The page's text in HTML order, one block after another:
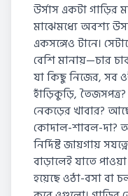
উর্সাস একটা গাড়ির
মাঝেমধ্যে অবশ্য
একসঙ্গেও টানে।
বেশি মানায়—চার
যা কিছু নিজের, সব
হাঁড়িকুড়ি,
নেকড়ের খাবার?
কোদাল-শাবল-দা?
নির্দিষ্ট জায়গায়
বাড়ালেই যাতে
হয়েছে ওঠা-বসা বা